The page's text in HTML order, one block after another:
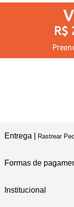
R$
Entrega | Rastrear
Formas de
Institucional